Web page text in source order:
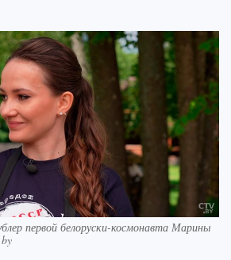
первой белоруски-космонавта Марины